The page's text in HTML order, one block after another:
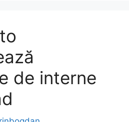
de interne